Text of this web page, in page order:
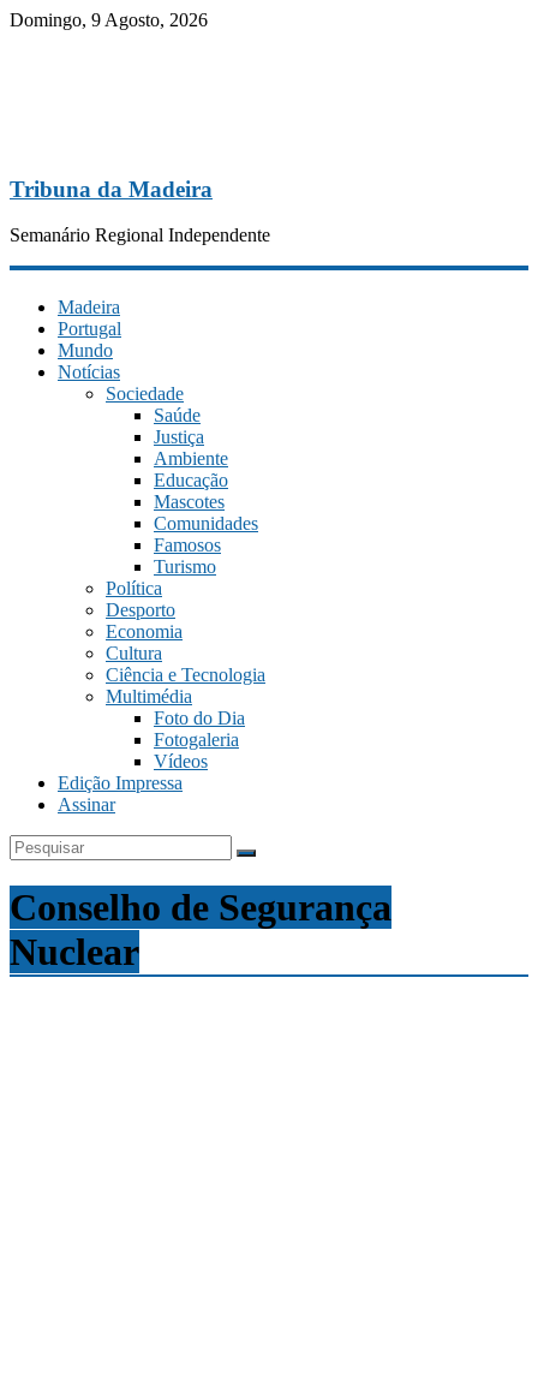
Domingo, 9 Agosto, 2026
Tribuna da Madeira
Semanário Regional Independente
Madeira
Portugal
Mundo
Notícias
Sociedade
Saúde
Justiça
Ambiente
Educação
Mascotes
Comunidades
Famosos
Turismo
Política
Desporto
Economia
Cultura
Ciência e Tecnologia
Multimédia
Foto do Dia
Fotogaleria
Vídeos
Edição Impressa
Assinar
Conselho de Segurança
Nuclear